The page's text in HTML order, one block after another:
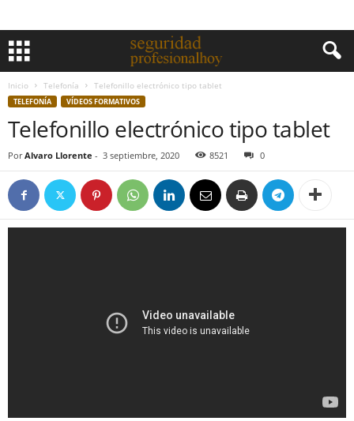
Inicio Telefonía Telefonillo electrónico tipo tablet
TELEFONÍA VÍDEOS FORMATIVOS
Telefonillo electrónico tipo tablet
Por Alvaro Llorente - 3 septiembre, 2020 8521 0